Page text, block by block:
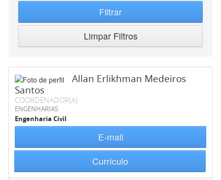
Filtrar
Limpar Filtros
Allan Erlikhman Medeiros
Santos
COORDENADOR(A)
ENGENHARIAS
Engenharia Civil
E-mail
Currículo